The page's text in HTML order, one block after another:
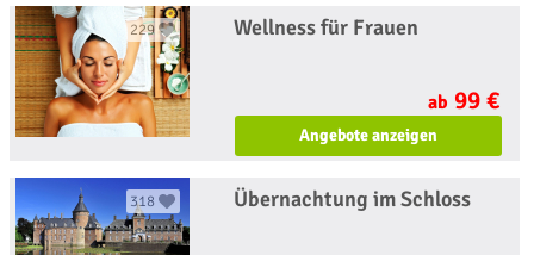
229 Wellness für Frauen
ab 99 €
Angebote anzeigen
318 Übernachtung im Schloss